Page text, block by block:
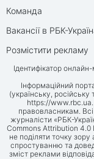
Команда
Вакансії в РБК-
Розмістити рекламу
Ідентифікатор
Інформаційний
(українську, російську
https://www.rbc.ua
правовласникам.
журналісти «РБК-
Commons Attribution 4.0
не поділяти точку
спростуванню та
зміст реклами